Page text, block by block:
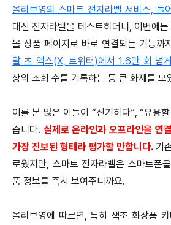
올리브영의 스마트 전자라벨 서비스, 들
대신 전자라벨을 테스트하더니, 이번에
몰 상품 페이지로 바로 연결되는 기능까
달 초 엑스(X, 트위터)에서 1.6만 회 넘
상의 조회 수를 기록하는 등 큰 화제를 모
이를 본 많은 이들이 “신기하다”, “유용
습니다. 실제로 온라인과 오프라인을 연
가장 진보된 형태라 평가할 만합니다. 기
로웠지만, 스마트 전자라벨은 스마트폰
품 정보를 즉시 보여주니까요.
올리브영에 따르면, 특히 색조 화장품